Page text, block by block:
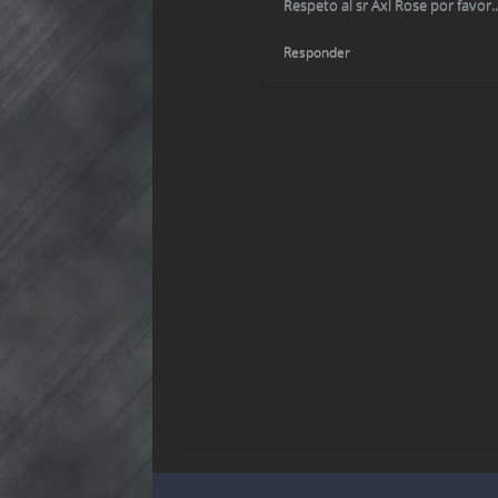
Respeto al sr Axl Rose por
Responder